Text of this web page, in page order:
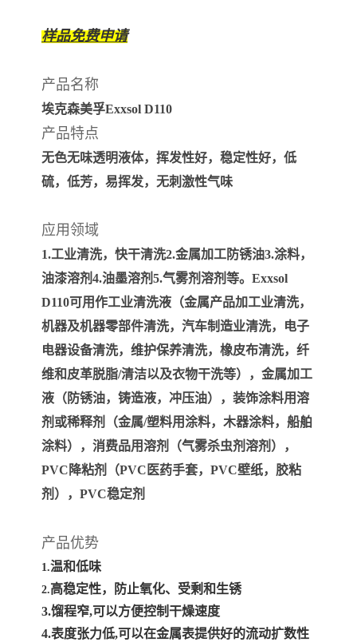
样品免费申请
产品名称
埃克森美孚Exxsol D110
产品特点
无色无味透明液体，挥发性好，稳定性好，低
硫，低芳，易挥发，无刺激性气味
应用领域
1.工业清洗，快干清洗2.金属加工防锈油3.涂料，
油漆溶剂4.油墨溶剂5.气雾剂溶剂等。Exxsol
D110可用作工业清洗液（金属产品加工业清洗，
机器及机器零部件清洗，汽车制造业清洗，电子
电器设备清洗，维护保养清洗，橡皮布清洗，纤
维和皮革脱脂/清洁以及衣物干洗等），金属加工
液（防锈油，铸造液，冲压油），装饰涂料用溶
剂或稀释剂（金属/塑料用涂料，木器涂料，船舶
涂料），消费品用溶剂（气雾杀虫剂溶剂），
PVC降粘剂（PVC医药手套，PVC壁纸，胶粘
剂），PVC稳定剂
产品优势
1.温和低味
2.高稳定性，防止氧化、受剩和生锈
3.馏程窄,可以方便控制干燥速度
4.表度张力低,可以在金属表提供好的流动扩数性